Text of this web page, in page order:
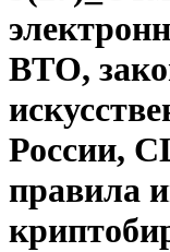
ВТО,
России,
правила